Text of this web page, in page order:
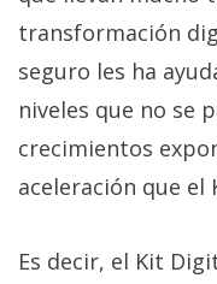
transformación
seguro les ha
niveles que no se
crecimientos
aceleración que
Es decir, el Kit